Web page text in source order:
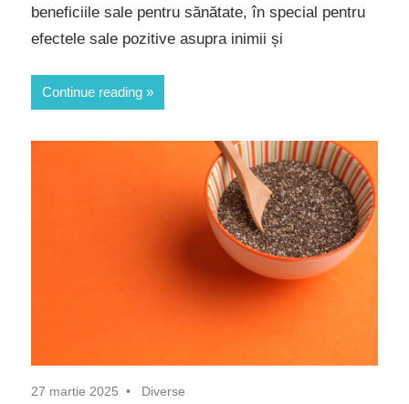
beneficiile sale pentru sănătate, în special pentru
efectele sale pozitive asupra inimii și
Continue reading
27 martie 2025 Diverse